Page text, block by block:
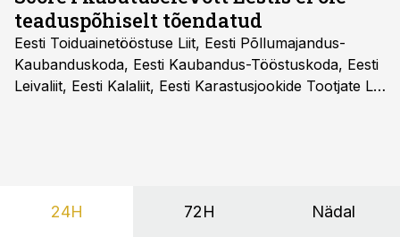
teaduspõhiselt tõendatud
Eesti Toiduainetööstuse Liit, Eesti Põllumajandus-
Kaubanduskoda, Eesti Kaubandus-Tööstuskoda, Eesti
Leivaliit, Eesti Kalaliit, Eesti Karastusjookide Tootjate Liit
arvestavas lahenduses. Pakendi esikülje märgistuse
24H 72H Nädal